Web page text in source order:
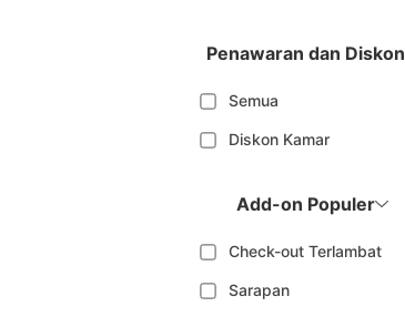
Penawaran dan Diskon
Semua
Diskon Kamar
Add-on Populer
Check-out Terlambat
Sarapan